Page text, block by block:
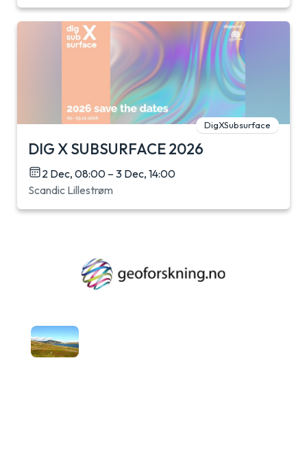
DigXSubsurface
DIG X SUBSURFACE 2026
2 Dec, 08:00 – 3 Dec, 14:00
Scandic Lillestrøm